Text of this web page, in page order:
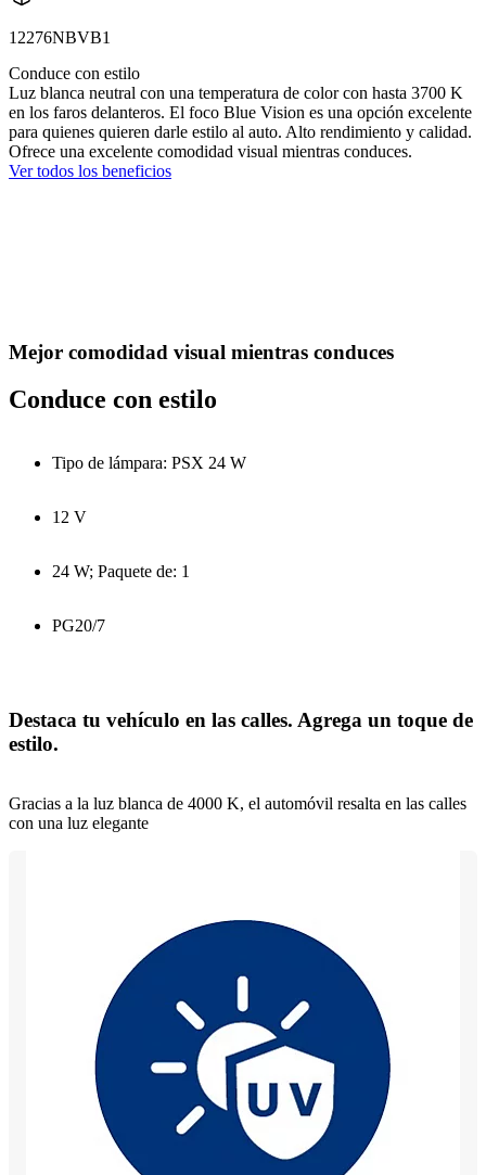
12276NBVB1
Conduce con estilo
Luz blanca neutral con una temperatura de color con hasta 3700 K
en los faros delanteros. El foco Blue Vision es una opción excelente
para quienes quieren darle estilo al auto. Alto rendimiento y calidad.
Ofrece una excelente comodidad visual mientras conduces.
Ver todos los beneficios
Mejor comodidad visual mientras conduces
Conduce con estilo
Tipo de lámpara: PSX 24 W
12 V
24 W; Paquete de: 1
PG20/7
Destaca tu vehículo en las calles. Agrega un toque de
estilo.
Gracias a la luz blanca de 4000 K, el automóvil resalta en las calles
con una luz elegante